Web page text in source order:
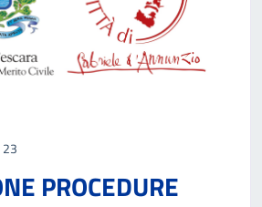
23
PROCEDURE